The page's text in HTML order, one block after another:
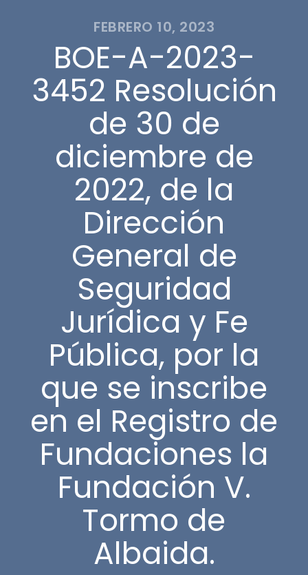
FEBRERO 10, 2023
BOE-A-2023-
3452 Resolución
de 30 de
diciembre de
2022, de la
Dirección
General de
Seguridad
Jurídica y Fe
Pública, por la
que se inscribe
en el Registro de
Fundaciones la
Fundación V.
Tormo de
Albaida.